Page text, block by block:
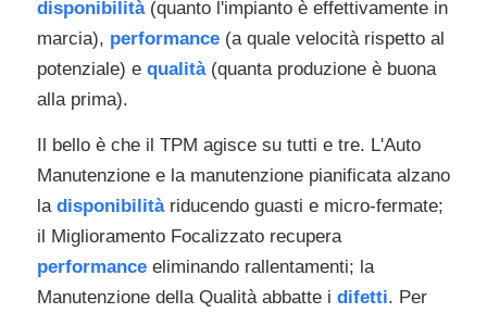
disponibilità(quanto l'impianto è effettivamente in
marcia), performance(a quale velocità rispetto al
potenziale) e qualità(quanta produzione è buona
alla prima).
Il bello è che il TPM agisce su tutti e tre. L'Auto
Manutenzione e la manutenzione pianificata alzano
la disponibilitàriducendo guasti e micro-fermate;
il Miglioramento Focalizzato recupera
performanceeliminando rallentamenti; la
Manutenzione della Qualità abbatte i difetti. Per